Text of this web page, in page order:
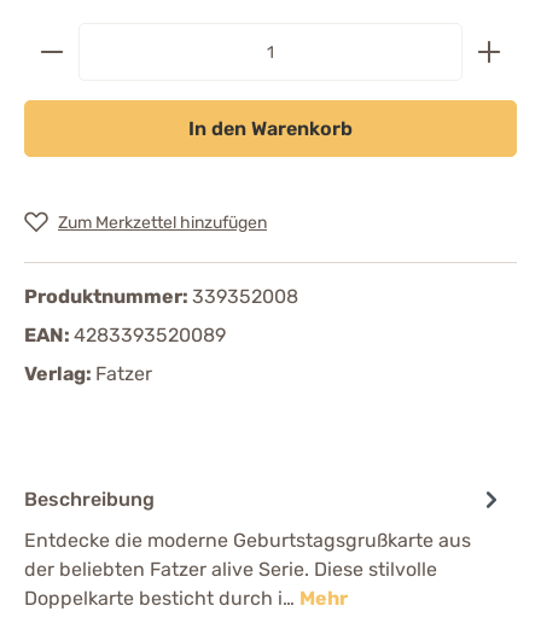
In den Warenkorb
Zum Merkzettel hinzufügen
Produktnummer: 339352008
EAN: 4283393520089
Verlag: Fatzer
Beschreibung
Entdecke die moderne Geburtstagsgrußkarte aus
der beliebten Fatzer alive Serie. Diese stilvolle
Doppelkarte besticht durch i… Mehr